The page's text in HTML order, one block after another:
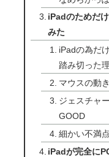
iPadのためだ
みた
iPadの為だ
踏み切った
マウスの動
ジェスチャ
GOOD
細かい不満点
iPadが完全に